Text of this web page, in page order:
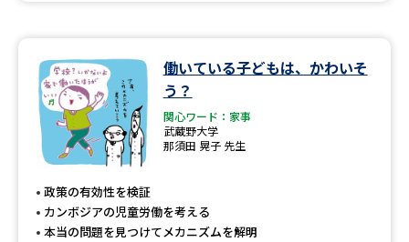
高等学校（情報）教員資格認定
大学研究
働いている子どもは、かわいそ
う？
関心ワード：家事
武蔵野大学
那須田 晃子 先生
政策の有効性を検証
カンボジアの児童労働を考える
本当の問題を見つけてメカニズムを解明